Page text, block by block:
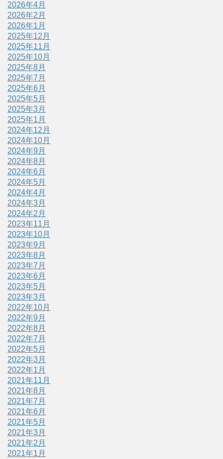
2026年4月
2026年2月
2026年1月
2025年12月
2025年11月
2025年10月
2025年8月
2025年7月
2025年6月
2025年5月
2025年3月
2025年1月
2024年12月
2024年10月
2024年9月
2024年8月
2024年6月
2024年5月
2024年4月
2024年3月
2024年2月
2023年11月
2023年10月
2023年9月
2023年8月
2023年7月
2023年6月
2023年5月
2023年3月
2022年10月
2022年9月
2022年8月
2022年7月
2022年5月
2022年3月
2022年1月
2021年11月
2021年8月
2021年7月
2021年6月
2021年5月
2021年3月
2021年2月
2021年1月